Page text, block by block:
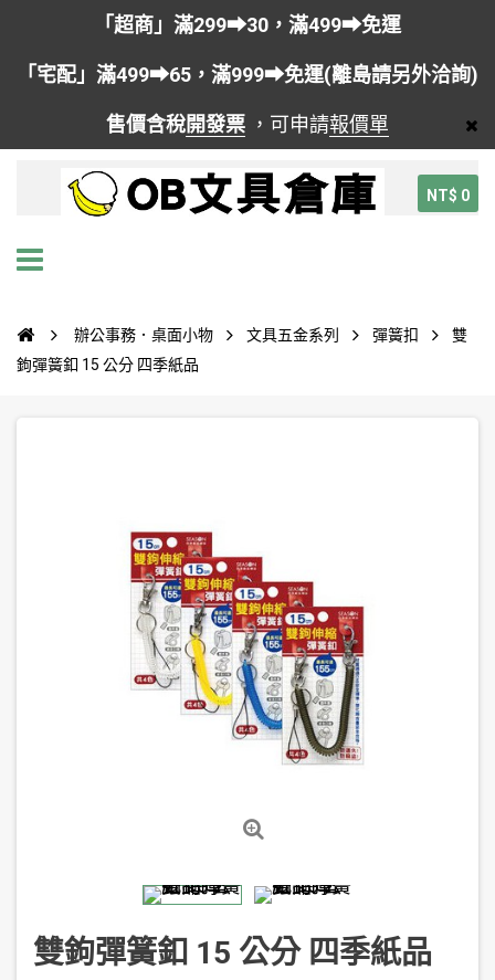
「超商」滿299➡30，滿499➡免運
「宅配」滿499➡65，滿999➡免運(離島請另外洽詢)
售價含稅開發票 ，可申請報價單
NT$ 0
辦公事務．桌面小物 文具五金系列 彈簧扣
雙
鉤彈簧釦 15 公分 四季紙品
雙鉤彈簧釦 15 公分 四季紙品